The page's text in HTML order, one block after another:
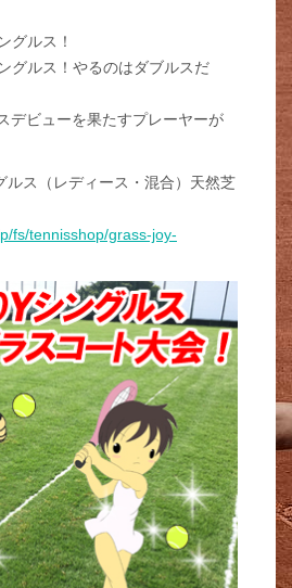
グルス！
グルス！やるのはダブルスだ
デビューを果たすプレーヤーが
ス（レディース・混合）天然芝
fs/tennisshop/grass-joy-